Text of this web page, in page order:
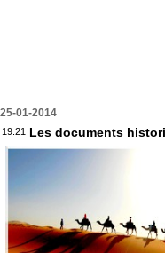
25-01-2014
19:21 Les documents